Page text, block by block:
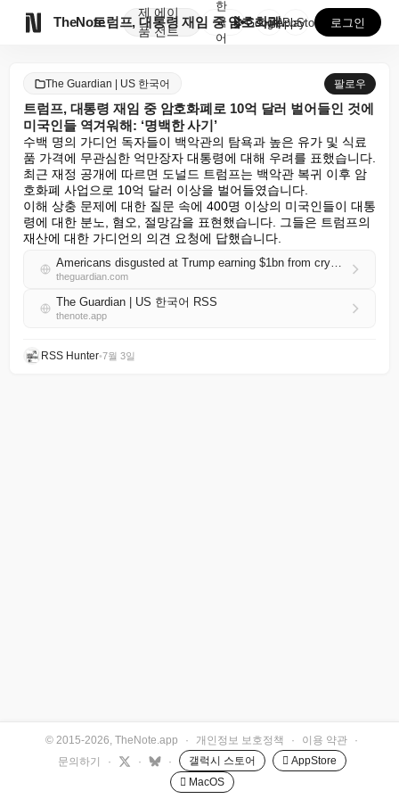
TheNote
제
품
에이
전트
트럼프, 대통령 재임 중 암호화폐로 10억 달러 벌어들...
한
국
어
GooglePlay
AppStore 로그인
The Guardian | US 한국어 팔로우
트럼프, 대통령 재임 중 암호화폐로 10억 달러 벌어들인 것에
미국인들 역겨워해: ‘명백한 사기’
수백 명의 가디언 독자들이 백악관의 탐욕과 높은 유가 및 식료
품 가격에 무관심한 억만장자 대통령에 대해 우려를 표했습니다.
최근 재정 공개에 따르면 도널드 트럼프는 백악관 복귀 이후 암
호화폐 사업으로 10억 달러 이상을 벌어들였습니다.
이해 상충 문제에 대한 질문 속에 400명 이상의 미국인들이 대통
령에 대한 분노, 혐오, 절망감을 표현했습니다. 그들은 트럼프의
재산에 대한 가디언의 의견 요청에 답했습니다.
Americans disgusted at Trump earning $1bn from crypto as president: ‘Obviously a grift’
theguardian.com
The Guardian | US 한국어 RSS
thenote.app
RSS Hunter•7월 3일
© 2015-2026, TheNote.app · 개인정보 보호정책 · 이용 약관
·
문의하기
· · · 갤럭시 스토어
 AppStore
 MacOS